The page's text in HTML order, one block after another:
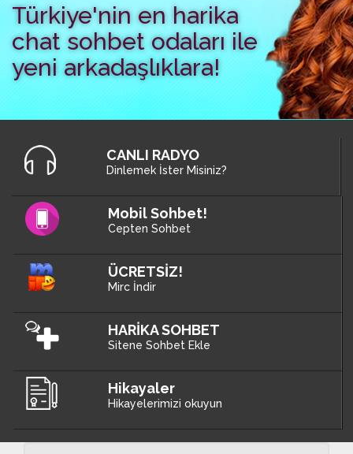
Türkiye'nin en harika
chat sohbet odaları ile
yeni arkadaşlıklara!
CANLI RADYO
Dinlemek İster Misiniz?
Mobil Sohbet!
Cepten Sohbet
ÜCRETSİZ!
Mirc İndir
HARİKA SOHBET
Sitene Sohbet Ekle
Hikayaler
Hikayelerimizi okuyun